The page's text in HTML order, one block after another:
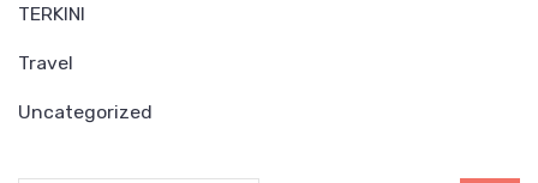
TERKINI
Travel
Uncategorized